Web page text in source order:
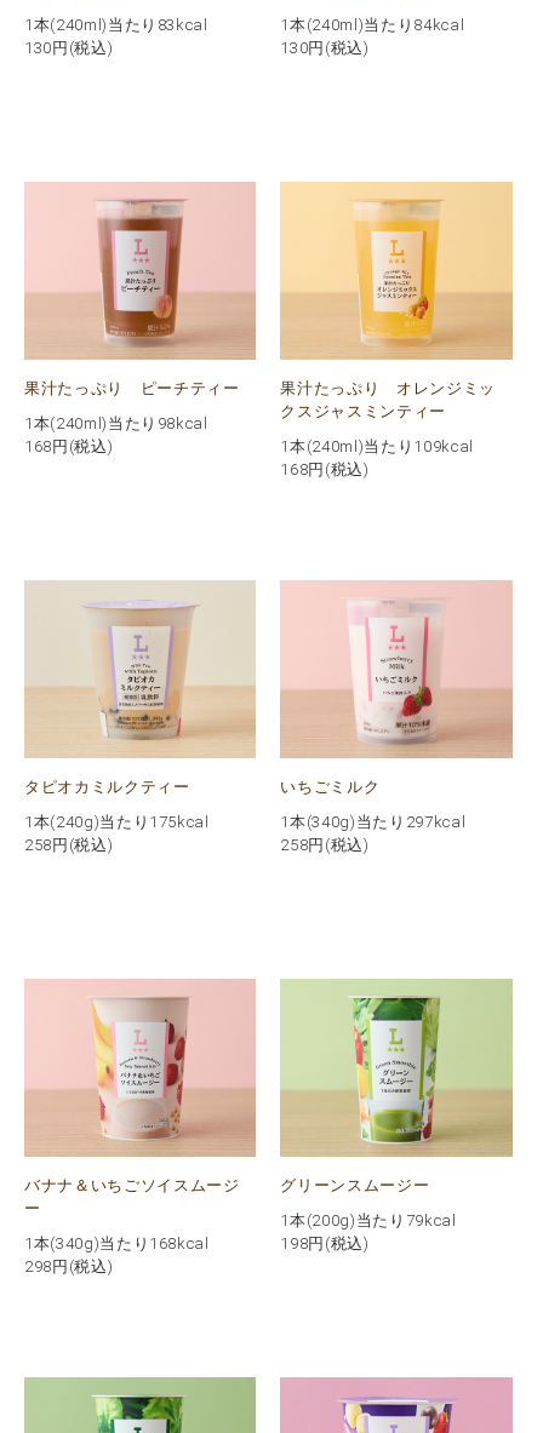
1本(240ml)当たり83kcal
130 円(税込)
1本(240ml)当たり84kcal
130円(税込)
果汁たっぷり ピーチティー
1本(240ml)当たり98kcal
168 円(税込)
果汁たっぷり オレンジミッ
クスジャスミンティー
1本(240ml)当たり109kcal
168円(税込)
タピオカミルクティー
1本(240g)当たり175kcal
258 円(税込)
いちごミルク
1本(340g)当たり297kcal
258円(税込)
バナナ＆いちごソイスムージ
ー
1本(340g)当たり168kcal
298 円(税込)
グリーンスムージー
1本(200g)当たり79kcal
198円(税込)